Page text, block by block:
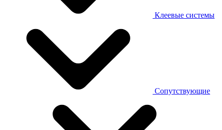
Клеевые системы
Сопутствующие